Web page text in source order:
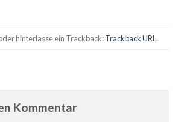
hinterlasse ein Trackback:Trackback URL .
Kommentar